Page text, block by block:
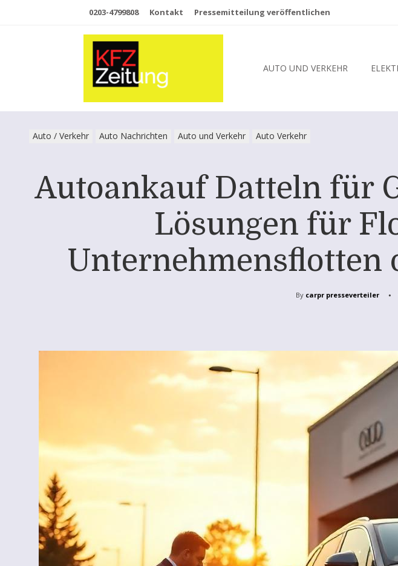
0203-4799808 Kontakt Pressemitteilung veröffentlichen
AUTO UND VERKEHR
Auto / Verkehr Auto Nachrichten Auto und Verkehr Auto Verkehr
Autoankauf Datteln für
Lösungen für
Unternehmensflotten
By carpr presseverteiler